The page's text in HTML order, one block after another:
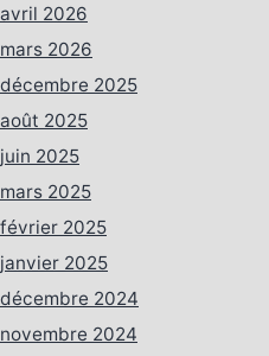
avril 2026
mars 2026
décembre 2025
août 2025
juin 2025
mars 2025
février 2025
janvier 2025
décembre 2024
novembre 2024